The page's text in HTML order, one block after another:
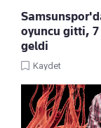
oyuncu gitti, 7
geldi
Kaydet